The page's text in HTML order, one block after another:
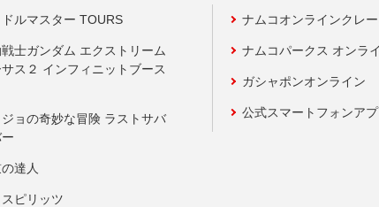
ルマスター TOURS
士ガンダム エクストリーム
ス２ インフィニットブース
ョの奇妙な冒険 ラストサバ
達人
ピリッツ
ナムコオンラインクレ
ナムコパークス オンラ
ガシャポンオンライン
公式スマートフォンアプ